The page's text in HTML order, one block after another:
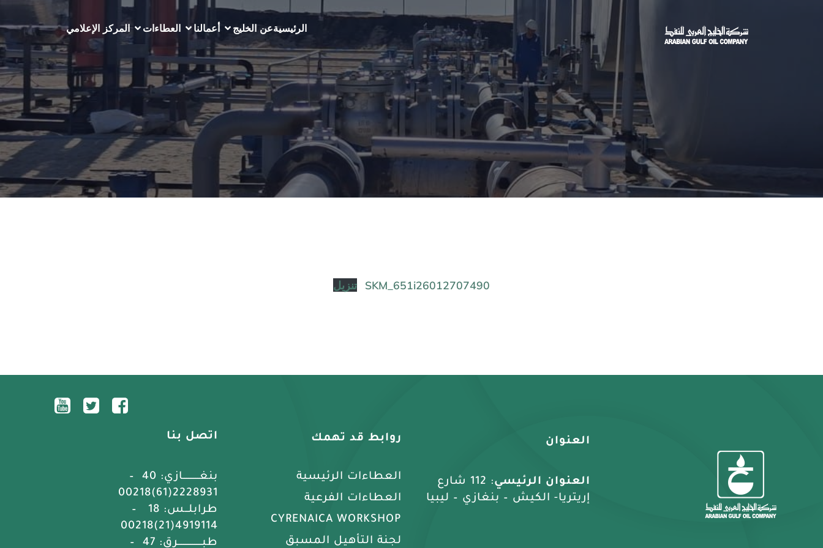
الرئيسيةعن الخليج أعمالنا العطاءات المركز الإعلامي
SKM_651i26012707490 تنزيل
العنوان
العنوان الرئيسي
: 112 شارع
إريتريا- الكيش – بنغازي – ليبيا
روابط قد تهمك
العطاءات الرئيسية
العطاءات الفرعية
CYRENAICA WORKSHOP
لجنة التأهيل المسبق
اتصل بنا
بنغـــــــــازي: 40 –
2228931(61)00218
طرابلــس: 18 –
4919114(21)00218
طبـــــــــــــرق: 47 –